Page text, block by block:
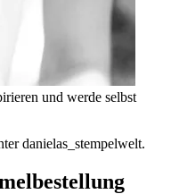
und werde selbst
danielas_stempelwelt.